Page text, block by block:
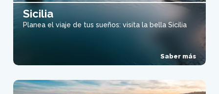
Sicilia
Planea el viaje de tus sueños: visita la bella Sicilia
Saber más